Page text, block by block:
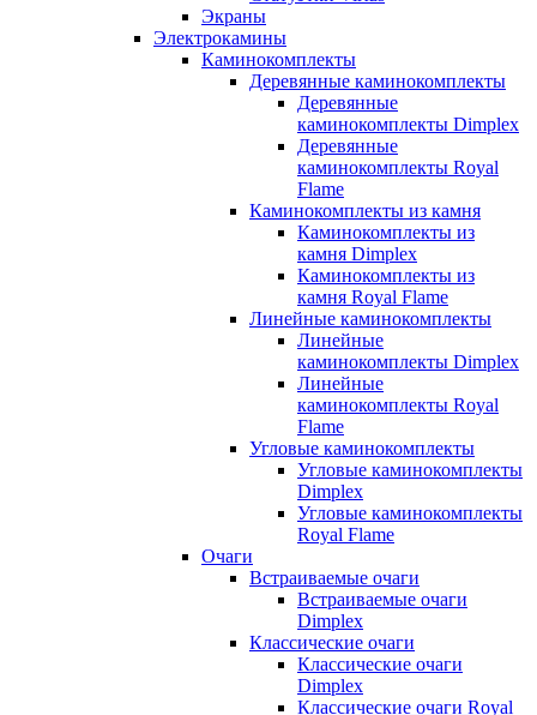
Экраны
Электрокамины
Каминокомплекты
Деревянные каминокомплекты
Деревянные
каминокомплекты Dimplex
Деревянные
каминокомплекты Royal
Flame
Каминокомплекты из камня
Каминокомплекты из
камня Dimplex
Каминокомплекты из
камня Royal Flame
Линейные каминокомплекты
Линейные
каминокомплекты Dimplex
Линейные
каминокомплекты Royal
Flame
Угловые каминокомплекты
Угловые каминокомплекты
Dimplex
Угловые каминокомплекты
Royal Flame
Очаги
Встраиваемые очаги
Встраиваемые очаги
Dimplex
Классические очаги
Классические очаги
Dimplex
Классические очаги Royal